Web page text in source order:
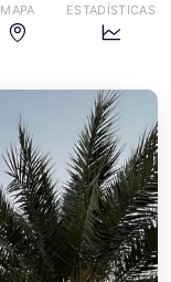
MAPA ESTADÍSTICAS